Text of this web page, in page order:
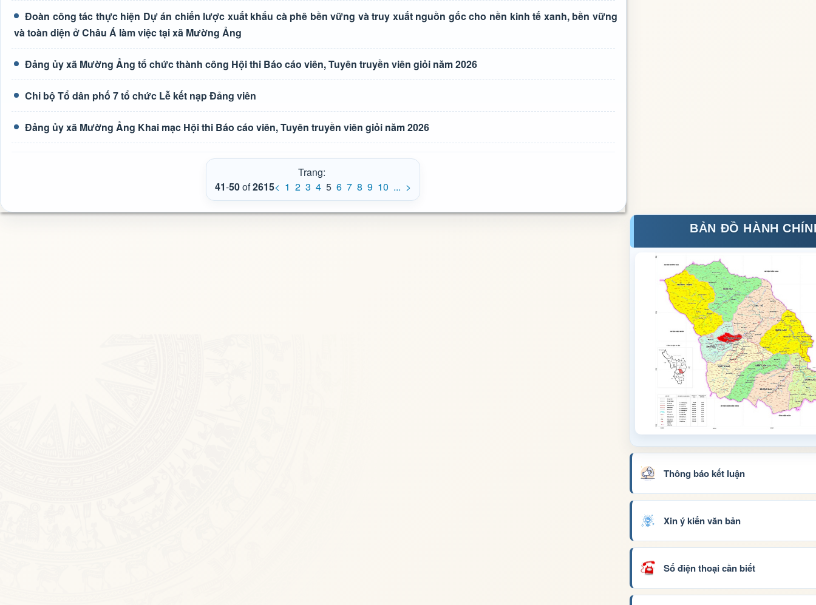
Đoàn công tác thực hiện Dự án chiến lược xuất khẩu cà phê bền vững và truy xuất nguồn gốc cho nền kinh tế xanh, bền vững
và toàn diện ở Châu Á làm việc tại xã Mường Ảng
Đảng ủy xã Mường Ảng tổ chức thành công Hội thi Báo cáo viên, Tuyên truyền viên giỏi năm 2026
Chi bộ Tổ dân phố 7 tổ chức Lễ kết nạp Đảng viên
Đảng ủy xã Mường Ảng Khai mạc Hội thi Báo cáo viên, Tuyên truyền viên giỏi năm 2026
Trang:
41-50of2615< 1 2 3 4 5 6 7 8 9 10 ... >
BẢN ĐỒ HÀNH
Thông báo kết luận
Xin ý kiến văn bản
Số điện thoại cần biết